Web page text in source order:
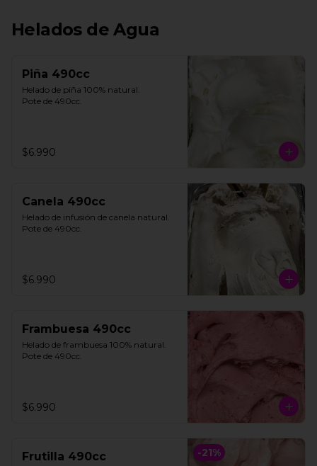
Helados de Agua
Piña 490cc
Helado de piña 100% natural.
Pote de 490cc.
$6.990
Canela 490cc
Helado de infusión de canela natural.
Pote de 490cc.
$6.990
Frambuesa 490cc
Helado de frambuesa 100% natural.
Pote de 490cc.
$6.990
-21%
Frutilla 490cc